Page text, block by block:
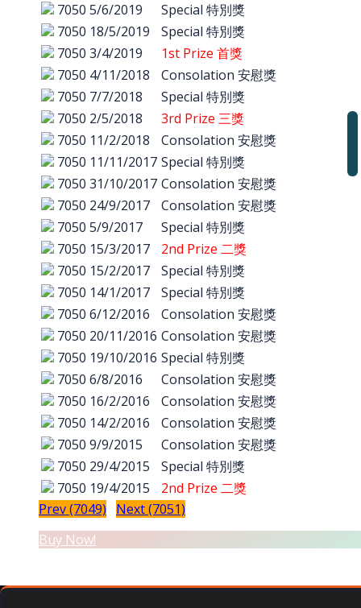
7050 5/6/2019
Special 特別獎
7050 18/5/2019
Special 特別獎
7050 3/4/2019
1st Prize 首獎
7050 4/11/2018
Consolation 安慰獎
7050 7/7/2018
Special 特別獎
7050 2/5/2018
3rd Prize 三獎
7050 11/2/2018
Consolation 安慰獎
7050 11/11/2017 Special 特別獎
7050 31/10/2017 Consolation 安慰獎
7050 24/9/2017
Consolation 安慰獎
7050 5/9/2017
Special 特別獎
7050 15/3/2017
2nd Prize 二獎
7050 15/2/2017
Special 特別獎
7050 14/1/2017
Special 特別獎
7050 6/12/2016
Consolation 安慰獎
7050 20/11/2016 Consolation 安慰獎
7050 19/10/2016 Special 特別獎
7050 6/8/2016
Consolation 安慰獎
7050 16/2/2016
Consolation 安慰獎
7050 14/2/2016
Consolation 安慰獎
7050 9/9/2015
Consolation 安慰獎
7050 29/4/2015
Special 特別獎
7050 19/4/2015
2nd Prize 二獎
Prev (7049)
Next (7051)
Buy Now!